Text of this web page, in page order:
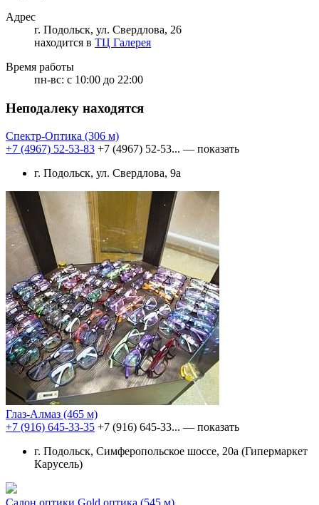
Адрес
г. Подольск, ул. Свердлова, 26
находится в ТЦ Галерея
Время работы
пн-вс: с 10:00 до 22:00
Неподалеку находятся
Спектр-Оптика (306 м)
+7 (4967) 52-53-83 +7 (4967) 52-53... — показать
г. Подольск, ул. Свердлова, 9а
Глаз-Алмаз (465 м)
+7 (916) 645-33-35 +7 (916) 645-33... — показать
г. Подольск, Симферопольское шоссе, 20а (Гипермаркет
Карусель)
Салон оптики Gold оптика (545 м)